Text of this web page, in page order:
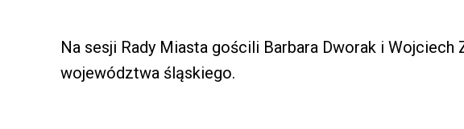
Na sesji Rady Miasta gościli Barbara Dworak i Wojciech
województwa śląskiego.